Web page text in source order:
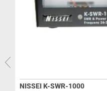
NISSEI K-SWR-1000